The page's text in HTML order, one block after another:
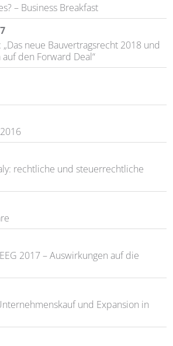
– Business Breakfast
neue Bauvertragsrecht 2018 und
den Forward Deal“
rechtliche und steuerrechtliche
2017 – Auswirkungen auf die
und Expansion in